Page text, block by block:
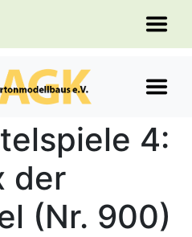
4:
der
(Nr. 900)